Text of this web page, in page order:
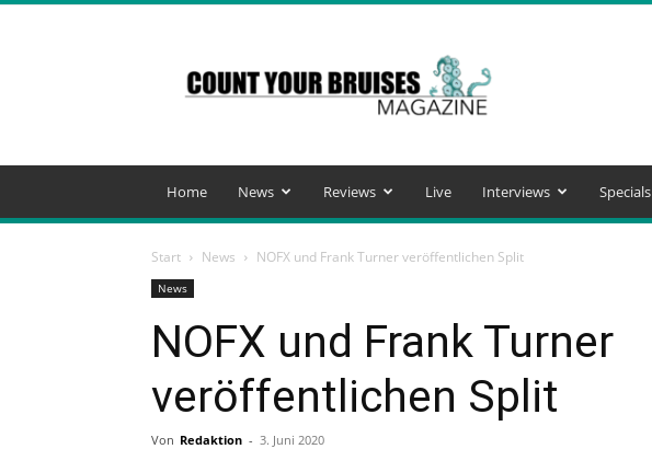
Your
Bruises
Magazine
Home News Reviews Live Interviews Specials
Start News NOFX und Frank Turner veröffentlichen Split
News
NOFX und Frank Turner
veröffentlichen Split
Von Redaktion - 3. Juni 2020